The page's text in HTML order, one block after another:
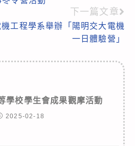
下一篇文章
工程學系舉辦「陽明交大電機
一日體驗營」
學校學生會成果觀摩活動
2025-02-18